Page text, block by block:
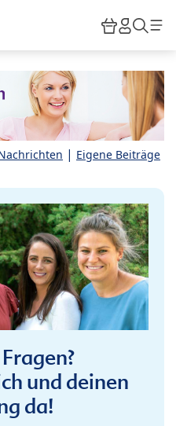
HiPP
| Eigene Beiträge
und deinen
da!